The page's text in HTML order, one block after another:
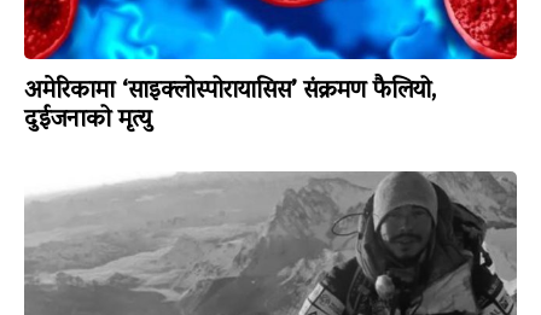
अमेरिकामा ‘साइक्लोस्पोरायासिस’ संक्रमण फैलियो,
दुईजनाको मृत्यु